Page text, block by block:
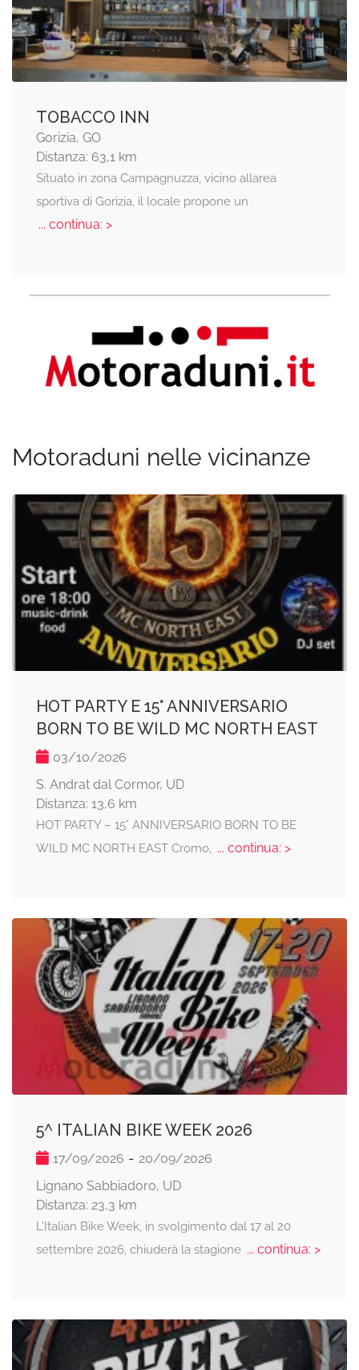
TOBACCO INN
Gorizia, GO
Distanza: 63,1 km
Situato in zona Campagnuzza, vicino allarea
sportiva di Gorizia, il locale propone un
... continua: >
Motoraduni nelle vicinanze
HOT PARTY E 15° ANNIVERSARIO
BORN TO BE WILD MC NORTH EAST
03/10/2026
S. Andrat dal Cormor, UD
Distanza: 13,6 km
HOT PARTY – 15° ANNIVERSARIO BORN TO BE
WILD MC NORTH EAST Cromo, ... continua: >
5^ ITALIAN BIKE WEEK 2026
17/09/2026 - 20/09/2026
Lignano Sabbiadoro, UD
Distanza: 23,3 km
L’Italian Bike Week, in svolgimento dal 17 al 20
settembre 2026, chiuderà la stagione... continua: >